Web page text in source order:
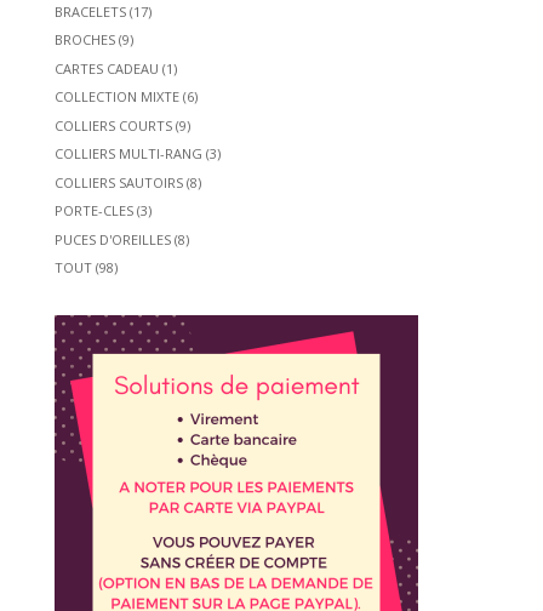
BRACELETS (17)
BROCHES (9)
CARTES CADEAU (1)
COLLECTION MIXTE (6)
COLLIERS COURTS (9)
COLLIERS MULTI-RANG (3)
COLLIERS SAUTOIRS (8)
PORTE-CLES (3)
PUCES D'OREILLES (8)
TOUT (98)